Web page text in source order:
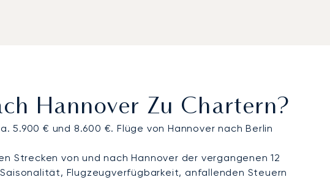
Hannover Zu Chartern?
€ und 8.600 €. Flüge von Hannover nach Berlin
Strecken von und nach Hannover der vergangenen 12
Flugzeugverfügbarkeit, anfallenden Steuern